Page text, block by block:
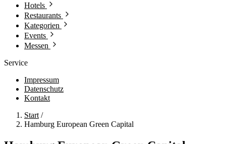
Hotels
Restaurants
Kategorien
Events
Messen
Service
Impressum
Datenschutz
Kontakt
Start /
Hamburg European Green Capital